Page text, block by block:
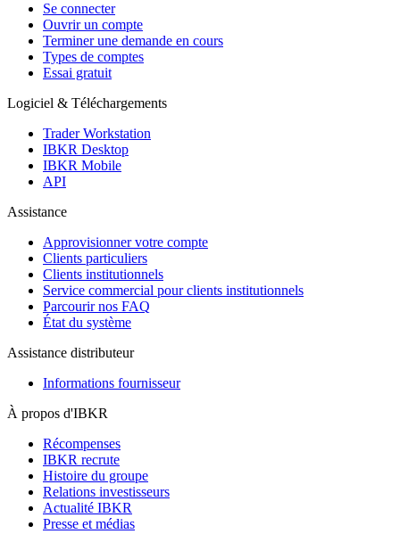
Se connecter
Ouvrir un compte
Terminer une demande en cours
Types de comptes
Essai gratuit
Logiciel & Téléchargements
Trader Workstation
IBKR Desktop
IBKR Mobile
API
Assistance
Approvisionner votre compte
Clients particuliers
Clients institutionnels
Service commercial pour clients institutionnels
Parcourir nos FAQ
État du système
Assistance distributeur
Informations fournisseur
À propos d'IBKR
Récompenses
IBKR recrute
Histoire du groupe
Relations investisseurs
Actualité IBKR
Presse et médias